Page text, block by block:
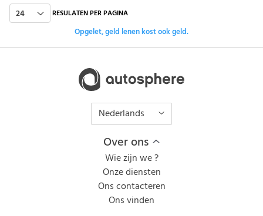
24 RESULATEN PER PAGINA
Opgelet, geld lenen kost ook geld.
Nederlands
Over ons
Wie zijn we ?
Onze diensten
Ons contacteren
Ons vinden